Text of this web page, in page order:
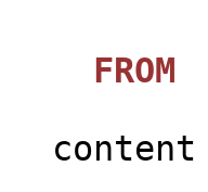
FROM
content